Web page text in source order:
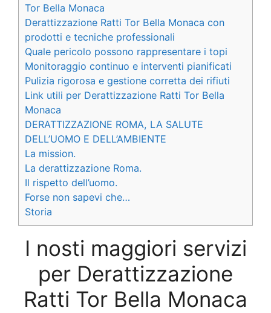
Tor Bella Monaca
Derattizzazione Ratti Tor Bella Monaca con
prodotti e tecniche professionali
Quale pericolo possono rappresentare i topi
Monitoraggio continuo e interventi pianificati
Pulizia rigorosa e gestione corretta dei rifiuti
Link utili per Derattizzazione Ratti Tor Bella
Monaca
DERATTIZZAZIONE ROMA, LA SALUTE
DELL’UOMO E DELL’AMBIENTE
La mission.
La derattizzazione Roma.
Il rispetto dell’uomo.
Forse non sapevi che…
Storia
I nosti maggiori servizi
per Derattizzazione
Ratti Tor Bella Monaca